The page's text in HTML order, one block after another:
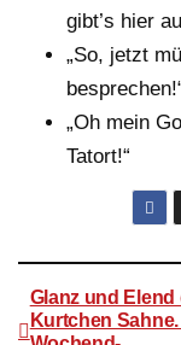
gibt’s hier
„So, jetzt
„Oh mein
Tatort!“
Glanz und Elend
Kurtchen